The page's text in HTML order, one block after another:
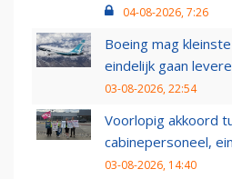
04-08-2026, 7:26
Boeing mag
eindelijk gaan
03-08-2026, 22:54
Voorlopig akkoord
cabinepersoneel,
03-08-2026, 14:40